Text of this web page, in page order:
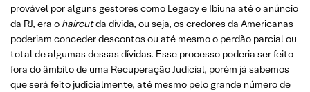
provável por alguns gestores como Legacy e Ibiuna até o anúncio
da RJ, era o haircutda dívida, ou seja, os credores da Americanas
poderiam conceder descontos ou até mesmo o perdão parcial ou
total de algumas dessas dívidas. Esse processo poderia ser feito
fora do âmbito de uma Recuperação Judicial, porém já sabemos
que será feito judicialmente, até mesmo pelo grande número de